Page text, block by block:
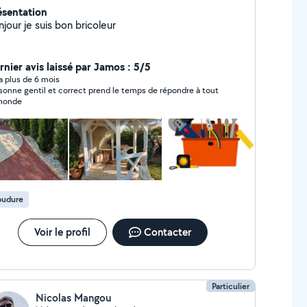
je suis bon bricoleur
avis laissé par Jamos : 5/5
plus de 6 mois
gentil et correct prend le temps de répondre à tout
Voir le profil Contacter
Particulier
Nicolas Mangou